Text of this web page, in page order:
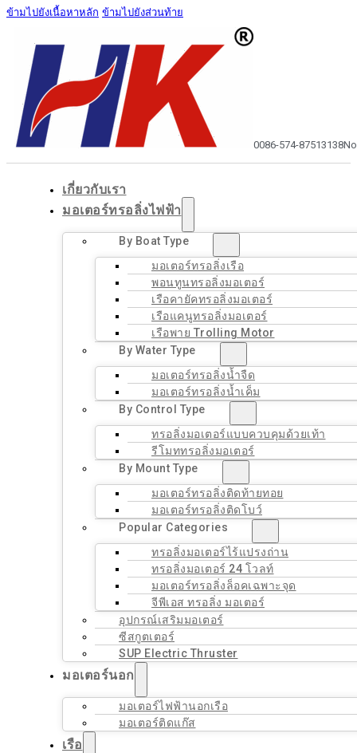
ข้ามไปยังเนื้อหาหลัก ข้ามไปยังส่วนท้าย
0086-574-87513138
เกี่ยวกับเรา
มอเตอร์ทรอลิ่งไฟฟ้า
By Boat Type
มอเตอร์ทรอลิ่งเรือ
พอนทูนทรอลิ่งมอเตอร์
เรือคายัคทรอลิ่งมอเตอร์
เรือแคนูทรอลิ่งมอเตอร์
เรือพาย Trolling Motor
By Water Type
มอเตอร์ทรอลิ่งน้ำจืด
มอเตอร์ทรอลิ่งน้ำเค็ม
By Control Type
ทรอลิ่งมอเตอร์แบบควบคุมด้วยเท้า
รีโมททรอลิ่งมอเตอร์
By Mount Type
มอเตอร์ทรอลิ่งติดท้ายทอย
มอเตอร์ทรอลิ่งติดโบว์
Popular Categories
ทรอลิ่งมอเตอร์ไร้แปรงถ่าน
ทรอลิ่งมอเตอร์ 24 โวลท์
มอเตอร์ทรอลิ่งล็อคเฉพาะจุด
จีพีเอส ทรอลิ่ง มอเตอร์
อุปกรณ์เสริมมอเตอร์
ซีสกูตเตอร์
SUP Electric Thruster
มอเตอร์นอก
มอเตอร์ไฟฟ้านอกเรือ
มอเตอร์ติดแก๊ส
เรือ